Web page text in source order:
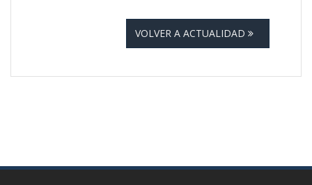
VOLVER A ACTUALIDAD